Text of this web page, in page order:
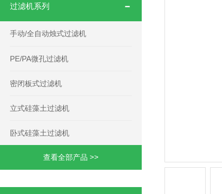
过滤机系列
手动/全自动烛式过滤机
PE/PA微孔过滤机
密闭板式过滤机
立式硅藻土过滤机
卧式硅藻土过滤机
查看全部产品 >>